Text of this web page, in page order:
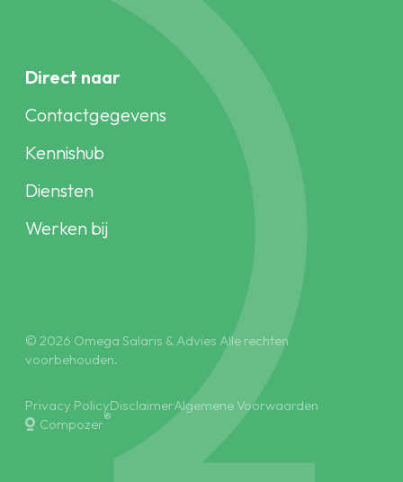
Direct naar
Contactgegevens
Kennishub
Diensten
Werken bij
© 2026 Omega Salaris & Advies Alle rechten
voorbehouden.
Privacy PolicyDisclaimerAlgemene Voorwaarden
Compozer®